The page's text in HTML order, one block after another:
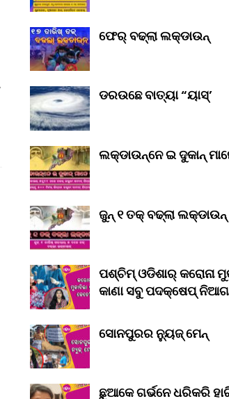
ଫେର୍ ବଢ୍‌ଲା ଲକ୍‌ଡାଉନ୍‌
ଡରଉଛେ ବାତ୍ୟା “ୟାସ୍‌’
ଲକ୍‌ଡାଉନ୍‌ନେ ଇ ଦୁକାନ୍
ଜୁନ୍ ୧ ତକ୍ ବଢ୍‌ଲା ଲକ୍‌ଡାଉନ୍‌
ପଶ୍ଚିମ୍ ଓଡିଶାର୍ କରୋନା
କାଣା ସବୁ ପଦକ୍ଷେପ୍
ସୋନପୁରର ନ୍ୟୁଜ୍ ମେନ୍
ଛୁଆକେ ଗର୍ଭନେ ଧରିକରି